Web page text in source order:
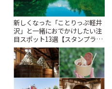
新しくなった「ことりっぷ軽井
沢」と一緒におでかけしたい注
目スポット13選【スタンプラリ
ー開催中】 | ことりっぷ